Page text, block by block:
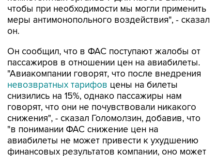
чтобы при необходимости мы могли применить
меры антимонопольного воздействия", - сказал
он.
Он сообщил, что в ФАС поступают жалобы от
пассажиров в отношении цен на авиабилеты.
"Авиакомпании говорят, что после внедрения
невозвратных тарифов цены на билеты
снизились на 15%, однако пассажиры нам
говорят, что они не почувствовали никакого
снижения", - сказал Голомолзин, добавив, что
"в понимании ФАС снижение цен на
авиабилеты не может привести к ухудшению
финансовых результатов компании, оно может